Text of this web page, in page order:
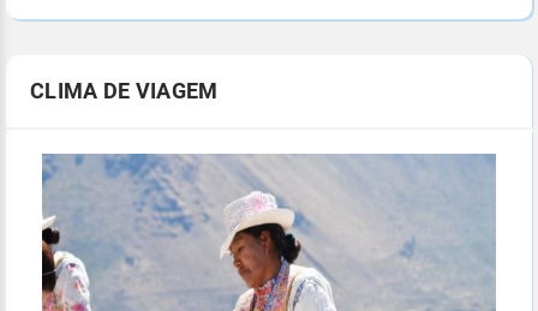
CLIMA DE VIAGEM